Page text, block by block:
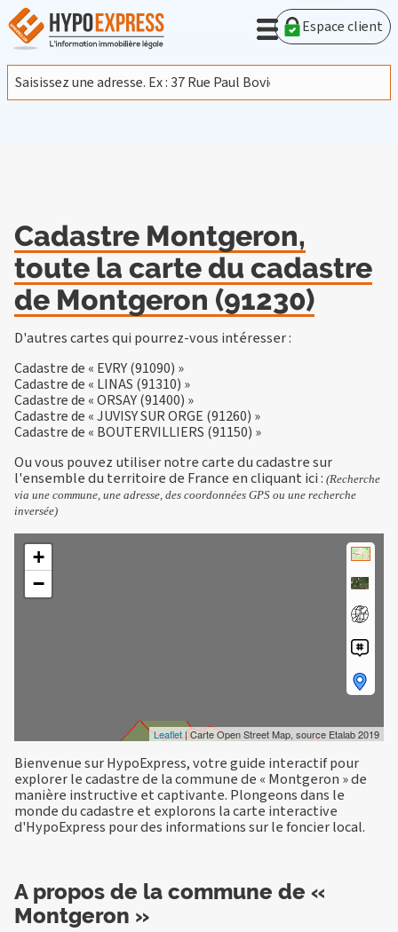
En poursuivant votre navigation sur ce site, vous acceptez
l'utilisation de cookies provenant de Google afin d'analyser le
trafic.En savoir plus
J'accepte
Espace client
Cadastre Montgeron,
toute la carte du cadastre
de Montgeron (91230)
D'autres cartes qui pourrez-vous intéresser :
Cadastre de « EVRY (91090) »
Cadastre de « LINAS (91310) »
Cadastre de « ORSAY (91400) »
Cadastre de « JUVISY SUR ORGE (91260) »
Cadastre de « BOUTERVILLIERS (91150) »
Ou vous pouvez utiliser notre carte du cadastre sur
l'ensemble du territoire de France encliquant ici: (Recherche
via une commune, une adresse, des coordonnées GPS ou une recherche
inversée)
+
−
Leaflet| Carte Open Street Map, source Etalab 2019
Bienvenue sur HypoExpress, votre guide interactif pour
explorer le cadastre de la commune de « Montgeron » de
manière instructive et captivante. Plongeons dans le
monde du cadastre et explorons la carte interactive
d'HypoExpress pour des informations sur le foncier local.
A propos de la commune de «
Montgeron »